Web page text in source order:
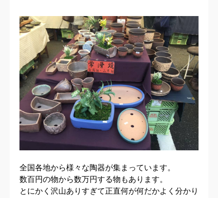
全国各地から様々な陶器が集まっています。
数百円の物から数万円する物もあります。
とにかく沢山ありすぎて正直何が何だかよく分かり